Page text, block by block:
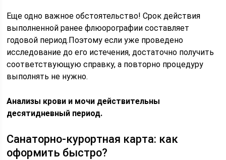
Еще одно важное обстоятельство! Срок действия
выполненной ранее флюорографии составляет
годовой период.Поэтому если уже проведено
исследование до его истечения, достаточно получить
соответствующую справку, а повторно процедуру
выполнять не нужно.
Анализы крови и мочи действительны
десятидневный период.
Санаторно-курортная карта: как
оформить быстро?